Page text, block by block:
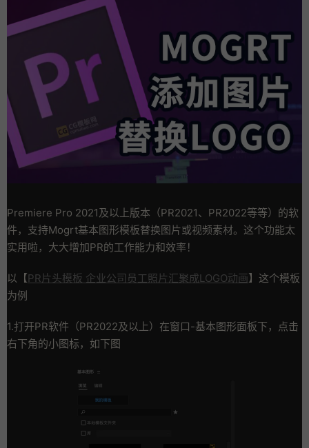
Premiere Pro 2021及以上版本（PR2021、PR2022等等）的软
件，支持Mogrt基本图形模板替换图片或视频素材。这个功能太
实用啦，大大增加PR的工作能力和效率！
以【PR片头模板 企业公司员工照片汇聚成LOGO动画】这个模板
为例
1.打开PR软件（PR2022及以上）在窗口-基本图形面板下，点击
右下角的小图标，如下图